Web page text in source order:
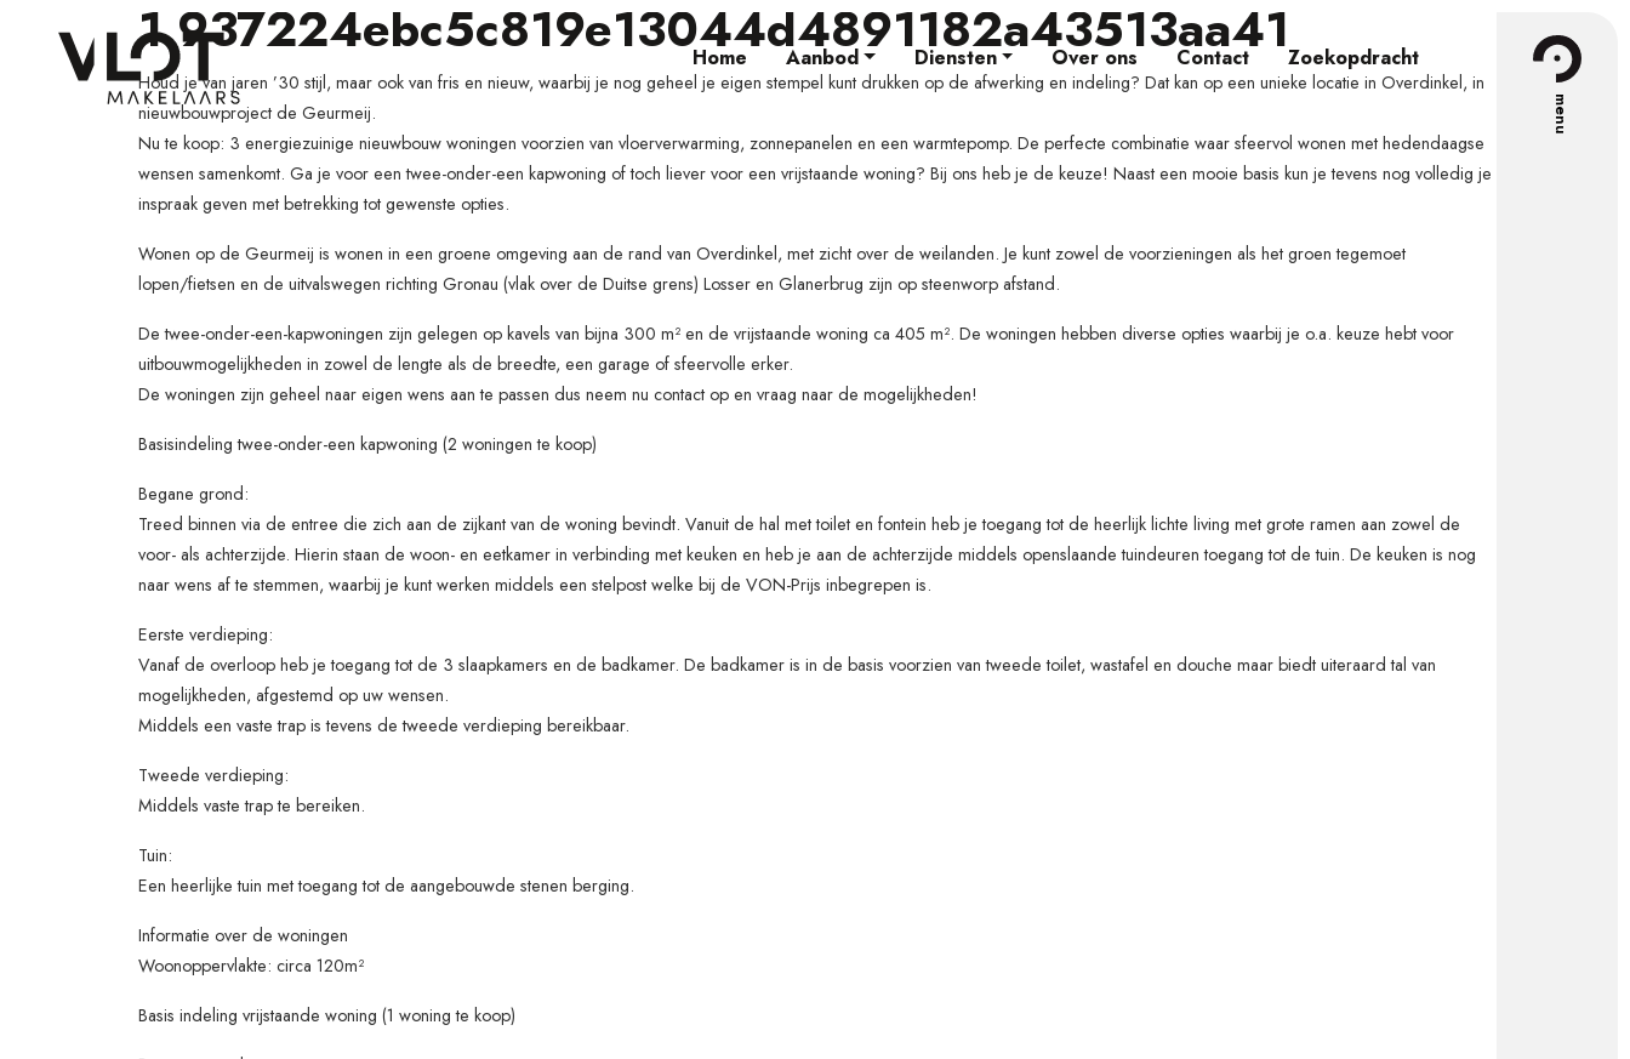
Home Aanbod Diensten Over ons Contact Zoekopdracht
1 937224ebc5c819e13044d4891182a43513aa41
Houd je van jaren ’30 stijl, maar ook van fris en nieuw, waarbij je nog geheel je eigen stempel kunt drukken op de afwerking en indeling? Dat kan op een unieke locatie in Overdinkel, in
nieuwbouwproject de Geurmeij.
Nu te koop: 3 energiezuinige nieuwbouw woningen voorzien van vloerverwarming, zonnepanelen en een warmtepomp. De perfecte combinatie waar sfeervol wonen met hedendaagse
wensen samenkomt. Ga je voor een twee-onder-een kapwoning of toch liever voor een vrijstaande woning? Bij ons heb je de keuze! Naast een mooie basis kun je tevens nog volledig je
inspraak geven met betrekking tot gewenste opties.
Wonen op de Geurmeij is wonen in een groene omgeving aan de rand van Overdinkel, met zicht over de weilanden. Je kunt zowel de voorzieningen als het groen tegemoet
lopen/fietsen en de uitvalswegen richting Gronau (vlak over de Duitse grens) Losser en Glanerbrug zijn op steenworp afstand.
De twee-onder-een-kapwoningen zijn gelegen op kavels van bijna 300 m² en de vrijstaande woning ca 405 m². De woningen hebben diverse opties waarbij je o.a. keuze hebt voor
uitbouwmogelijkheden in zowel de lengte als de breedte, een garage of sfeervolle erker.
De woningen zijn geheel naar eigen wens aan te passen dus neem nu contact op en vraag naar de mogelijkheden!
Basisindeling twee-onder-een kapwoning (2 woningen te koop)
Begane grond:
Treed binnen via de entree die zich aan de zijkant van de woning bevindt. Vanuit de hal met toilet en fontein heb je toegang tot de heerlijk lichte living met grote ramen aan zowel de
voor- als achterzijde. Hierin staan de woon- en eetkamer in verbinding met keuken en heb je aan de achterzijde middels openslaande tuindeuren toegang tot de tuin. De keuken is nog
naar wens af te stemmen, waarbij je kunt werken middels een stelpost welke bij de VON-Prijs inbegrepen is.
Eerste verdieping:
Vanaf de overloop heb je toegang tot de 3 slaapkamers en de badkamer. De badkamer is in de basis voorzien van tweede toilet, wastafel en douche maar biedt uiteraard tal van
mogelijkheden, afgestemd op uw wensen.
Middels een vaste trap is tevens de tweede verdieping bereikbaar.
Tweede verdieping:
Middels vaste trap te bereiken.
Tuin:
Een heerlijke tuin met toegang tot de aangebouwde stenen berging.
Informatie over de woningen
Woonoppervlakte: circa 120m²
Basis indeling vrijstaande woning (1 woning te koop)